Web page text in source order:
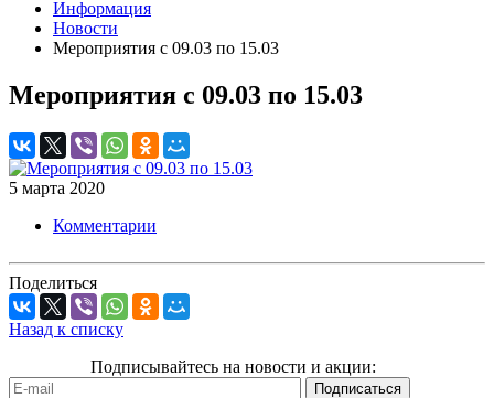
Информация
Новости
Мероприятия с 09.03 по 15.03
Мероприятия с 09.03 по 15.03
5 марта 2020
Комментарии
Поделиться
Назад к списку
Подписывайтесь на новости и акции: